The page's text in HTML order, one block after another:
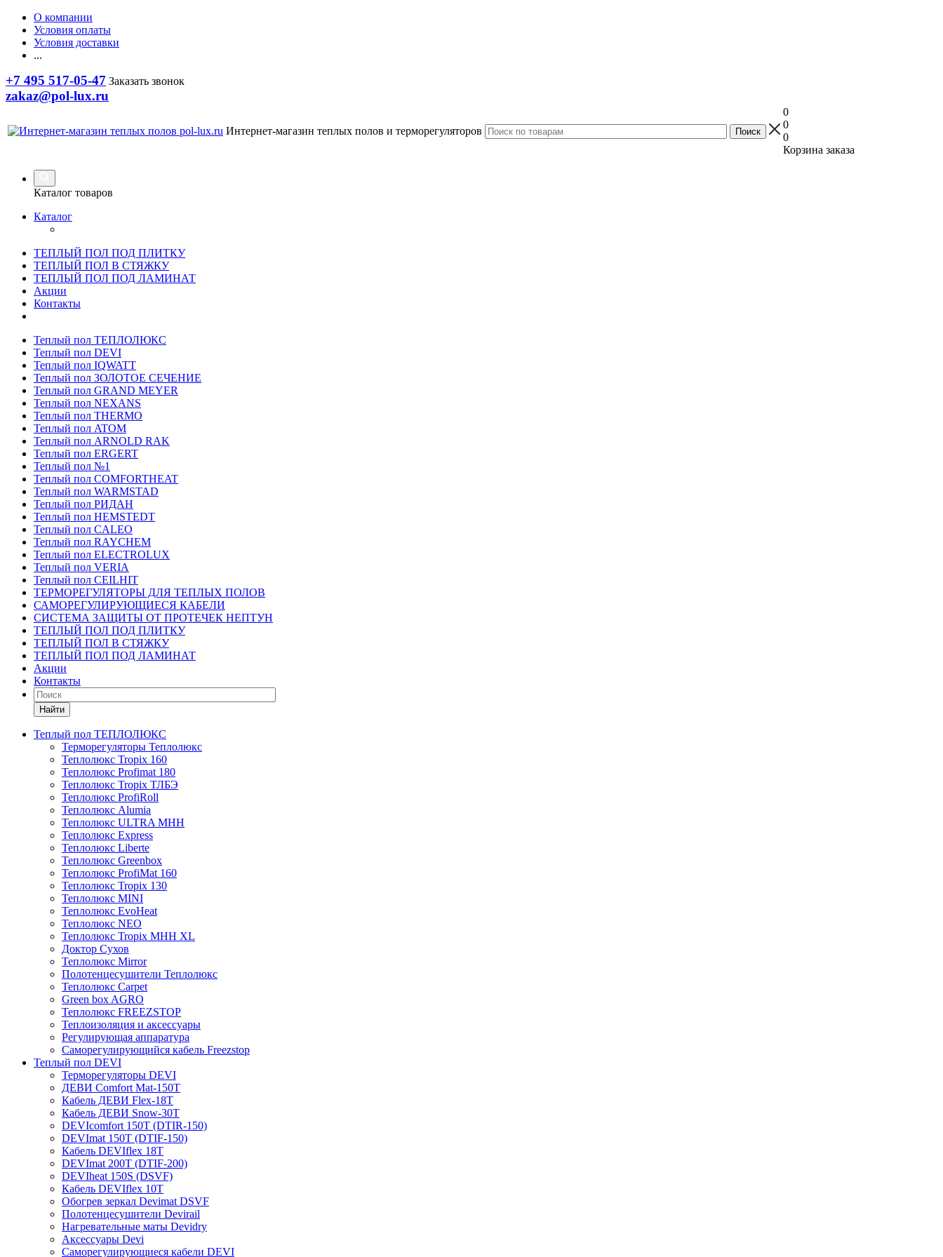
О компании
Условия оплаты
Условия доставки
...
+7 495 517-05-47 Заказать звонок
zakaz@pol-lux.ru
Интернет-магазин теплых полов и терморегуляторов
0
0
0
Корзина заказа
Каталог товаров
Каталог
ТЕПЛЫЙ ПОЛ ПОД ПЛИТКУ
ТЕПЛЫЙ ПОЛ В СТЯЖКУ
ТЕПЛЫЙ ПОЛ ПОД ЛАМИНАТ
Акции
Контакты
Теплый пол ТЕПЛОЛЮКС
Теплый пол DEVI
Теплый пол IQWATT
Теплый пол ЗОЛОТОЕ СЕЧЕНИЕ
Теплый пол GRAND MEYER
Теплый пол NEXANS
Теплый пол THERMO
Теплый пол ATOM
Теплый пол ARNOLD RAK
Теплый пол ERGERT
Теплый пол №1
Теплый пол COMFORTHEAT
Теплый пол WARMSTAD
Теплый пол РИДАН
Теплый пол HEMSTEDT
Теплый пол CALEO
Теплый пол RAYCHEM
Теплый пол ELECTROLUX
Теплый пол VERIA
Теплый пол CEILHIT
ТЕРМОРЕГУЛЯТОРЫ ДЛЯ ТЕПЛЫХ ПОЛОВ
САМОРЕГУЛИРУЮЩИЕСЯ КАБЕЛИ
СИСТЕМА ЗАЩИТЫ ОТ ПРОТЕЧЕК НЕПТУН
ТЕПЛЫЙ ПОЛ ПОД ПЛИТКУ
ТЕПЛЫЙ ПОЛ В СТЯЖКУ
ТЕПЛЫЙ ПОЛ ПОД ЛАМИНАТ
Акции
Контакты
Найти
Теплый пол ТЕПЛОЛЮКС
Терморегуляторы Теплолюкс
Теплолюкс Tropix 160
Теплолюкс Profimat 180
Теплолюкс Tropix ТЛБЭ
Теплолюкс ProfiRoll
Теплолюкс Alumia
Теплолюкс ULTRA МНН
Теплолюкс Express
Теплолюкс Liberte
Теплолюкс Greenbox
Теплолюкс ProfiMat 160
Теплолюкс Tropix 130
Теплолюкс MINI
Теплолюкс EvoHeat
Теплолюкс NEO
Теплолюкс Tropix МНН XL
Доктор Сухов
Теплолюкс Mirror
Полотенцесушители Теплолюкс
Теплолюкс Carpet
Green box AGRO
Теплолюкс FREEZSTOP
Теплоизоляция и аксессуары
Регулирующая аппаратура
Cаморегулирующийся кабель Freezstop
Теплый пол DEVI
Терморегуляторы DEVI
ДЕВИ Comfort Mat-150T
Кабель ДЕВИ Flex-18T
Кабель ДЕВИ Snow-30T
DEVIcomfort 150T (DTIR-150)
DEVImat 150T (DTIF-150)
Кабель DEVIflex 18T
DEVImat 200T (DTIF-200)
DEVIheat 150S (DSVF)
Кабель DEVIflex 10T
Обогрев зеркал Devimat DSVF
Полотенцесушители Devirail
Нагревательные маты Devidry
Аксессуары Devi
Саморегулирующиеся кабели DEVI